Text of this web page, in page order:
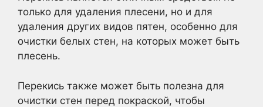
только для удаления плесени, но и для
удаления других видов пятен, особенно для
очистки белых стен, на которых может быть
плесень.
Перекись также может быть полезна для
очистки стен перед покраской, чтобы